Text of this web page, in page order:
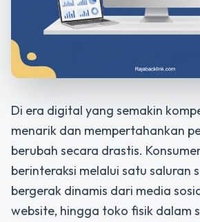
Di era digital yang semakin
menarik dan mempertahankan
berubah secara drastis.
berinteraksi melalui satu saluran
bergerak dinamis dari media
website, hingga toko fisik dalam